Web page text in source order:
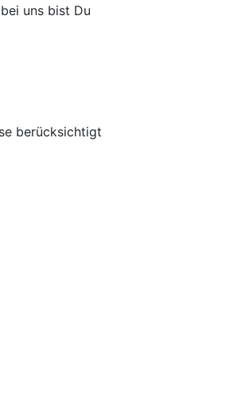
uns bist Du
berücksichtigt